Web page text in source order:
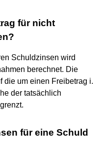
für nicht
Schuldzinsen wird
berechnet. Die
die um einen Freibetrag i.
der tatsächlich
für eine Schuld